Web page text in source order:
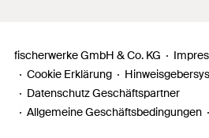
+49 7443 12 - 0
fischerwerke GmbH & Co. KG
Cookie Erklärung
Datenschutz Geschäftspartner
Allgemeine Geschäftsbedingungen